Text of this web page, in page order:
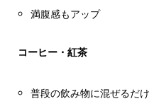
満腹感もアップ
コーヒー・紅茶
普段の飲み物に混ぜるだけ